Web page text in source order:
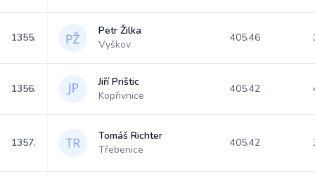
1355.
Petr Žilka
Vyškov
405.46
1356.
Jiří Prištic
Kopřivnice
405.42
1357.
Tomáš Richter
Třebenice
405.42